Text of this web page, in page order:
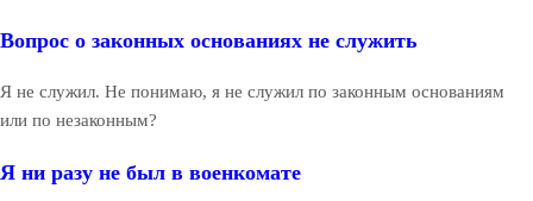
Вопрос о законных основаниях не служить
Я не служил. Не понимаю, я не служил по законным основаниям
или по незаконным?
Я ни разу не был в военкомате